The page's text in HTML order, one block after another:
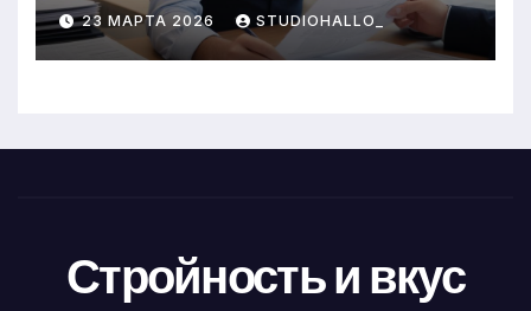
23 МАРТА 2026 STUDIOHALLO_
Стройность и вкус